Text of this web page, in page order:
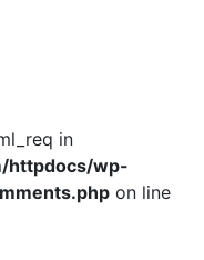
in
httpdocs/wp-
on line